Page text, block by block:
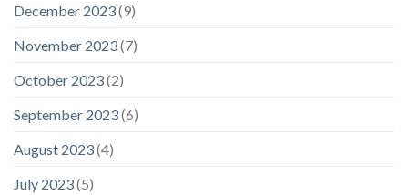
December 2023(9)
November 2023(7)
October 2023(2)
September 2023(6)
August 2023(4)
July 2023(5)